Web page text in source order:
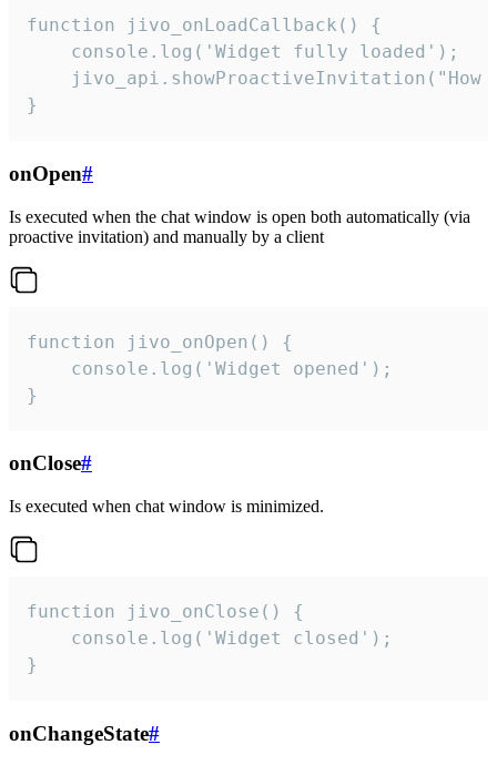
function jivo_onLoadCallback() {
    console.log('Widget fully loaded');
jivo_api.showProactiveInvitation("How
}
onOpen#
Is executed when the chat window is open both automatically (via
proactive invitation) and manually by a client
function jivo_onOpen() {
    console.log('Widget opened');
}
onClose#
Is executed when chat window is minimized.
function jivo_onClose() {
    console.log('Widget closed');
}
onChangeState#